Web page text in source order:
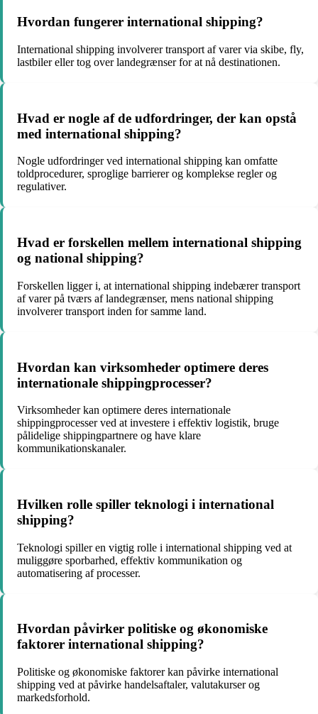
Hvordan fungerer international shipping?
International shipping involverer transport af varer via skibe, fly,
lastbiler eller tog over landegrænser for at nå destinationen.
Hvad er nogle af de udfordringer, der kan opstå
med international shipping?
Nogle udfordringer ved international shipping kan omfatte
toldprocedurer, sproglige barrierer og komplekse regler og
regulativer.
Hvad er forskellen mellem international shipping
og national shipping?
Forskellen ligger i, at international shipping indebærer transport
af varer på tværs af landegrænser, mens national shipping
involverer transport inden for samme land.
Hvordan kan virksomheder optimere deres
internationale shippingprocesser?
Virksomheder kan optimere deres internationale
shippingprocesser ved at investere i effektiv logistik, bruge
pålidelige shippingpartnere og have klare
kommunikationskanaler.
Hvilken rolle spiller teknologi i international
shipping?
Teknologi spiller en vigtig rolle i international shipping ved at
muliggøre sporbarhed, effektiv kommunikation og
automatisering af processer.
Hvordan påvirker politiske og økonomiske
faktorer international shipping?
Politiske og økonomiske faktorer kan påvirke international
shipping ved at påvirke handelsaftaler, valutakurser og
markedsforhold.